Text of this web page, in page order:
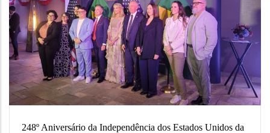
248º Aniversário da Independência dos Estados Unidos da